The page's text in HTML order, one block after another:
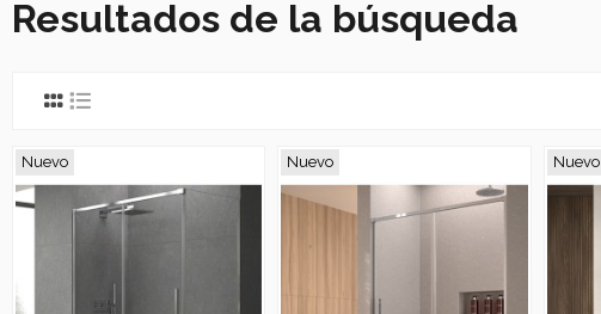
Resultados de la búsqueda
Nuevo Nuevo Nuevo